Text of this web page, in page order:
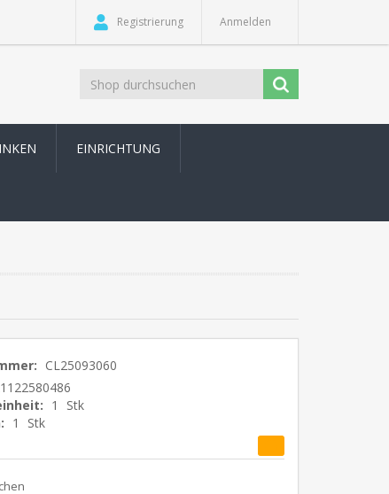
Registrierung Anmelden
EINRICHTUNG
CL25093060
1
Stk
1 Stk